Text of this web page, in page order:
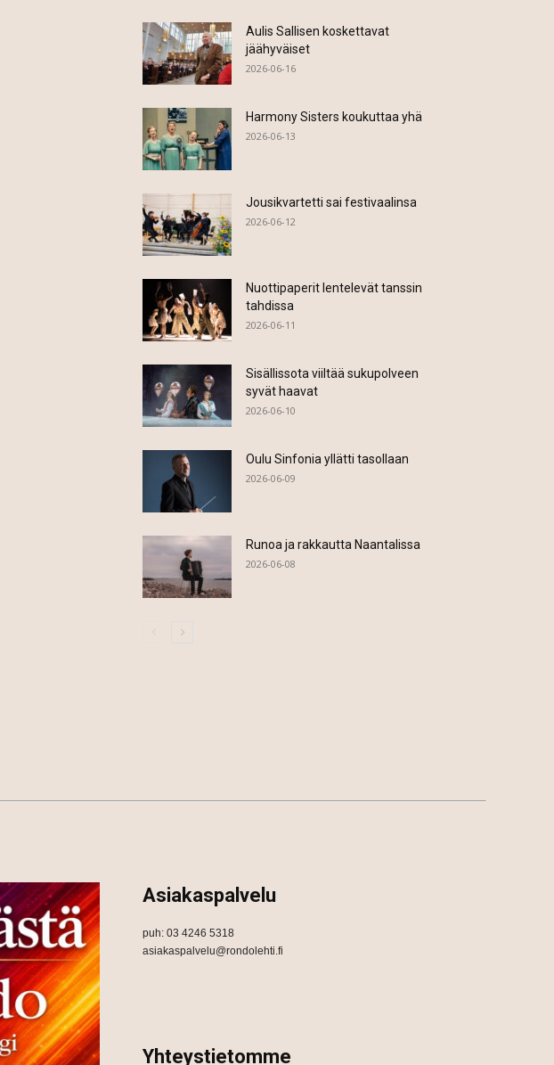
Aulis Sallisen koskettavat
jäähyväiset
2026-06-16
Harmony Sisters koukuttaa yhä
2026-06-13
Jousikvartetti sai festivaalinsa
2026-06-12
Nuottipaperit lentelevät tanssin
tahdissa
2026-06-11
Sisällissota viiltää sukupolveen
syvät haavat
2026-06-10
Oulu Sinfonia yllätti tasollaan
2026-06-09
Runoa ja rakkautta Naantalissa
2026-06-08
Asiakaspalvelu
puh: 03 4246 5318
asiakaspalvelu@rondolehti.fi
Yhteystietomme